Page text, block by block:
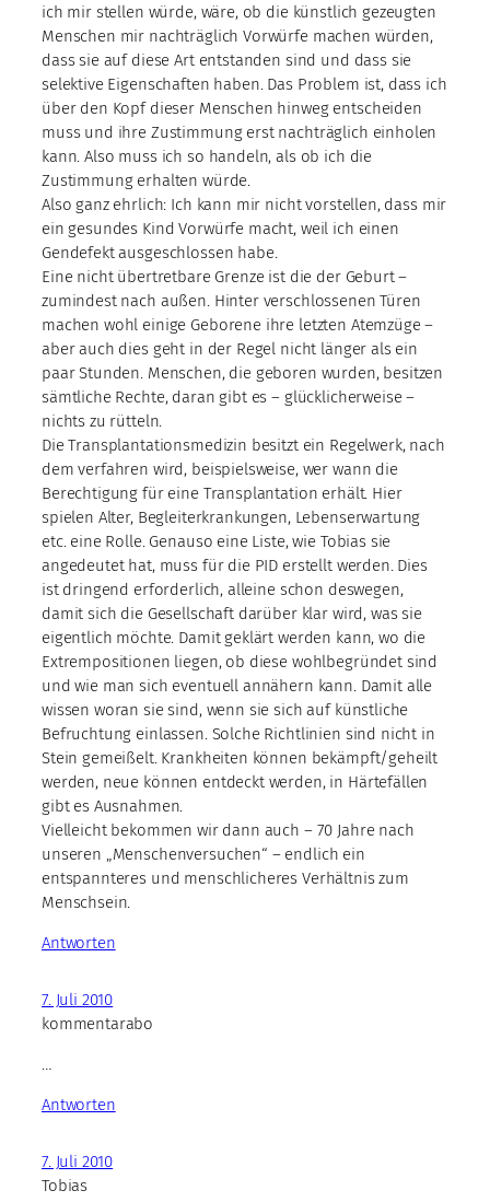
ich mir stellen würde, wäre, ob die künstlich gezeugten
Menschen mir nachträglich Vorwürfe machen würden,
dass sie auf diese Art entstanden sind und dass sie
selektive Eigenschaften haben. Das Problem ist, dass ich
über den Kopf dieser Menschen hinweg entscheiden
muss und ihre Zustimmung erst nachträglich einholen
kann. Also muss ich so handeln, als ob ich die
Zustimmung erhalten würde.
Also ganz ehrlich: Ich kann mir nicht vorstellen, dass mir
ein gesundes Kind Vorwürfe macht, weil ich einen
Gendefekt ausgeschlossen habe.
Eine nicht übertretbare Grenze ist die der Geburt –
zumindest nach außen. Hinter verschlossenen Türen
machen wohl einige Geborene ihre letzten Atemzüge –
aber auch dies geht in der Regel nicht länger als ein
paar Stunden. Menschen, die geboren wurden, besitzen
sämtliche Rechte, daran gibt es – glücklicherweise –
nichts zu rütteln.
Die Transplantationsmedizin besitzt ein Regelwerk, nach
dem verfahren wird, beispielsweise, wer wann die
Berechtigung für eine Transplantation erhält. Hier
spielen Alter, Begleiterkrankungen, Lebenserwartung
etc. eine Rolle. Genauso eine Liste, wie Tobias sie
angedeutet hat, muss für die PID erstellt werden. Dies
ist dringend erforderlich, alleine schon deswegen,
damit sich die Gesellschaft darüber klar wird, was sie
eigentlich möchte. Damit geklärt werden kann, wo die
Extrempositionen liegen, ob diese wohlbegründet sind
und wie man sich eventuell annähern kann. Damit alle
wissen woran sie sind, wenn sie sich auf künstliche
Befruchtung einlassen. Solche Richtlinien sind nicht in
Stein gemeißelt. Krankheiten können bekämpft/geheilt
werden, neue können entdeckt werden, in Härtefällen
gibt es Ausnahmen.
Vielleicht bekommen wir dann auch – 70 Jahre nach
unseren „Menschenversuchen“ – endlich ein
entspannteres und menschlicheres Verhältnis zum
Menschsein.
Antworten
7. Juli 2010
kommentarabo
…
Antworten
7. Juli 2010
Tobias